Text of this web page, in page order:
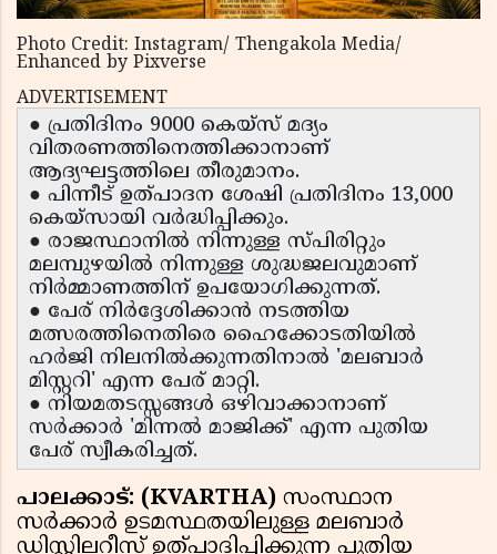
Photo Credit: Instagram/ Thengakola Media/
Enhanced by Pixverse
ADVERTISEMENT
● പ്രതിദിനം 9000 കെയ്‌സ് മദ്യം
വിതരണത്തിനെത്തിക്കാനാണ്
ആദ്യഘട്ടത്തിലെ തീരുമാനം.
● പിന്നീട് ഉത്പാദന ശേഷി പ്രതിദിനം 13,000
കെയ്‌സായി വർദ്ധിപ്പിക്കും.
● രാജസ്ഥാനിൽ നിന്നുള്ള സ്പിരിറ്റും
മലമ്പുഴയിൽ നിന്നുള്ള ശുദ്ധജലവുമാണ്
നിർമ്മാണത്തിന് ഉപയോഗിക്കുന്നത്.
● പേര് നിർദ്ദേശിക്കാൻ നടത്തിയ
മത്സരത്തിനെതിരെ ഹൈക്കോടതിയിൽ
ഹർജി നിലനിൽക്കുന്നതിനാൽ 'മലബാർ
മിസ്റ്ററി' എന്ന പേര് മാറ്റി.
● നിയമതടസ്സങ്ങൾ ഒഴിവാക്കാനാണ്
സർക്കാർ 'മിന്നൽ മാജിക്ക്' എന്ന പുതിയ
പേര് സ്വീകരിച്ചത്.
പാലക്കാട്: (KVARTHA) സംസ്ഥാന
സർക്കാർ ഉടമസ്ഥതയിലുള്ള മലബാർ
ഡിസ്റ്റിലറീസ് ഉത്പാദിപ്പിക്കുന്ന പുതിയ